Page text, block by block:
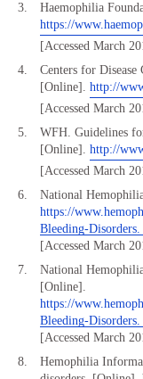
Haemophilia
https://
[Accessed March
Centers for
[Online]. http://
[Accessed March
WFH. Guidelines
[Online]. http://
[Accessed March
National
https://
Bleeding-Disorders.
[Accessed March
National
[Online].
https://
Bleeding-Disorders.
[Accessed March
Hemophilia